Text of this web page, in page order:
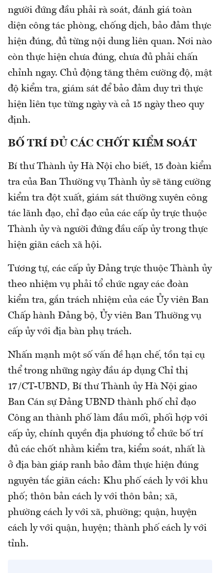
người đứng đầu phải rà soát, đánh giá toàn
diện công tác phòng, chống dịch, bảo đảm thực
hiện đúng, đủ từng nội dung liên quan. Nơi nào
còn thực hiện chưa đúng, chưa đủ phải chấn
chỉnh ngay. Chủ động tăng thêm cường độ, mật
độ kiểm tra, giám sát để bảo đảm duy trì thực
hiện liên tục từng ngày và cả 15 ngày theo quy
định.
BỐ TRÍ ĐỦ CÁC CHỐT KIỂM SOÁT
Bí thư Thành ủy Hà Nội cho biết, 15 đoàn kiểm
tra của Ban Thường vụ Thành ủy sẽ tăng cường
kiểm tra đột xuất, giám sát thường xuyên công
tác lãnh đạo, chỉ đạo của các cấp ủy trực thuộc
Thành ủy và người đứng đầu cấp ủy trong thực
hiện giãn cách xã hội.
Tương tự, các cấp ủy Đảng trực thuộc Thành ủy
theo nhiệm vụ phải tổ chức ngay các đoàn
kiểm tra, gắn trách nhiệm của các Ủy viên Ban
Chấp hành Đảng bộ, Ủy viên Ban Thường vụ
cấp ủy với địa bàn phụ trách.
Nhấn mạnh một số vấn đề hạn chế, tồn tại cụ
thể trong những ngày đầu áp dụng Chỉ thị
17/CT-UBND, Bí thư Thành ủy Hà Nội giao
Ban Cán sự Đảng UBND thành phố chỉ đạo
Công an thành phố làm đầu mối, phối hợp với
cấp ủy, chính quyền địa phương tổ chức bố trí
đủ các chốt nhằm kiểm tra, kiểm soát, nhất là
ở địa bàn giáp ranh bảo đảm thực hiện đúng
nguyên tắc giãn cách: Khu phố cách ly với khu
phố; thôn bản cách ly với thôn bản; xã,
phường cách ly với xã, phường; quận, huyện
cách ly với quận, huyện; thành phố cách ly với
tỉnh.